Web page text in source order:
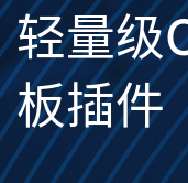
开源
建站